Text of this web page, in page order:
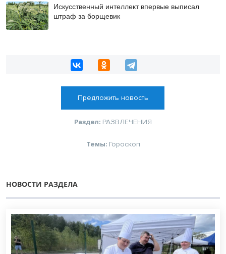
Искусственный интеллект впервые выписал
штраф за борщевик
Предложить новость
Раздел: РАЗВЛЕЧЕНИЯ
Темы: Гороскоп
НОВОСТИ РАЗДЕЛА